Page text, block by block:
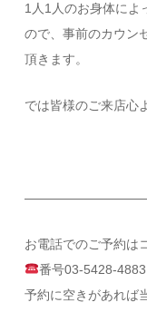
1人1人のお身体によ
ので、事前のカウン
頂きます。
では皆様のご来店心
お電話でのご予約は
番号03-5428-4883
予約に空きがあれば